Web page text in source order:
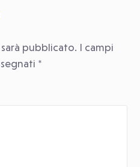
pubblicato. I campi
*